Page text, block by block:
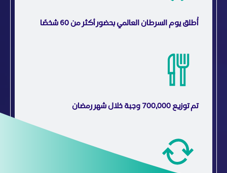
أُطلق يوم السرطان العالمي بحضور أكثر من 60 شخصًا
تم توزيع 700,000 وجبة خلال شهر رمضان